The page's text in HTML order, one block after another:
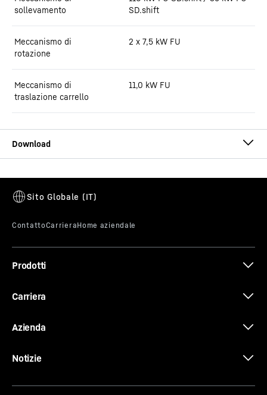
sollevamento
SD.shift
Meccanismo di
rotazione
2 x 7,5 kW FU
Meccanismo di
traslazione carrello
11,0 kW FU
Prodotti
Carriera
Azienda
Notizie